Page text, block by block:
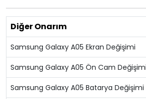
Diğer Onarım
Samsung Galaxy A05 Ekran Değişimi
Samsung Galaxy A05 Ön Cam Değişimi
Samsung Galaxy A05 Batarya Değişimi